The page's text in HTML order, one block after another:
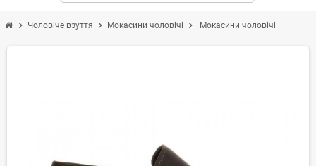
chevron_right Чоловіче взуття chevron_right Mокасини чоловічі chevron_right Мокасини чоловічі